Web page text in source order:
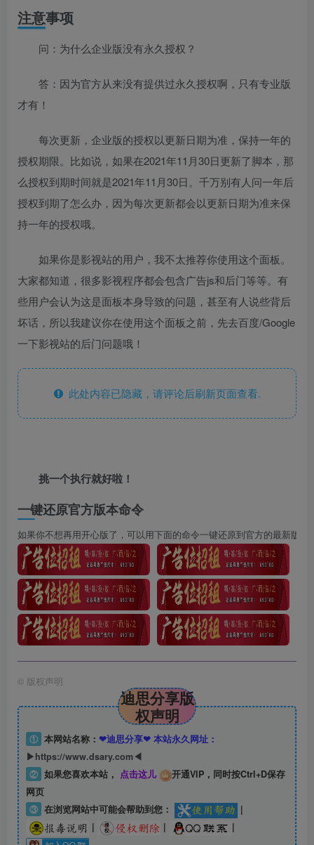
注意事项
问：为什么企业版没有永久授权？
答：因为官方从来没有提供过永久授权啊，只有专业版
才有！
每次更新，企业版的授权以更新日期为准，保持一年的
授权期限。比如说，如果在2021年11月30日更新了脚本，那
么授权到期时间就是2021年11月30日。千万别有人问一年后
授权到期了怎么办，因为每次更新都会以更新日期为准来保
持一年的授权哦。
如果你是影视站的用户，我不太推荐你使用这个面板。
大家都知道，很多影视程序都会包含广告js和后门等等。有
些用户会认为这是面板本身导致的问题，甚至有人说些背后
坏话，所以我建议你在使用这个面板之前，先去百度/Google
一下影视站的后门问题哦！
此处内容已隐藏，请评论后刷新页面查看.
挑一个执行就好啦！
一键还原官方版本命令
如果你不想再用开心版了，可以用下面的命令一键还原到官
© 版权声明
迪思分享版
权声明
① 本网站名称： ❤迪思分享❤ 本站永久网址：
▶https://www.dsary.com◀
② 如果您喜欢本站， 点击这儿
开通VIP，同时按Ctrl+D保存
网页
③ 在浏览网站中可能会帮助到您：
|
|
| |